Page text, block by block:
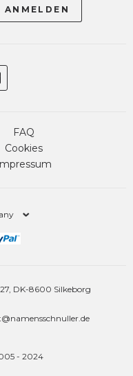
FAQ
Cookies
27, DK-8600 Silkeborg
- 2024